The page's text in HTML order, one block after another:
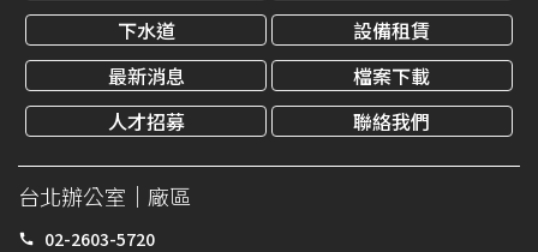
下水道
設備租賃
最新消息
檔案下載
人才招募
聯絡我們
台北辦公室｜廠區
call 02-2603-5720